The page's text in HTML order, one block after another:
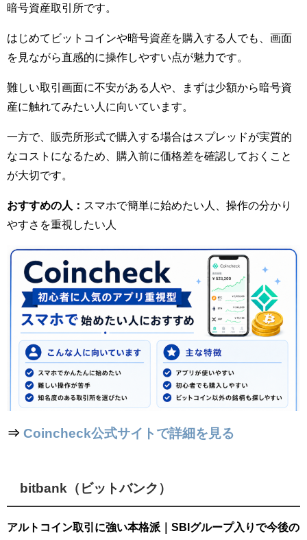
暗号資産取引所です。
はじめてビットコインや暗号資産を購入する人でも、画面
を見ながら直感的に操作しやすい点が魅力です。
難しい取引画面に不安がある人や、まずは少額から暗号資
産に触れてみたい人に向いています。
一方で、販売所形式で購入する場合はスプレッドが実質的
なコストになるため、購入前に価格差を確認しておくこと
が大切です。
おすすめの人： スマホで簡単に始めたい人、操作の分かり
やすさを重視したい人
⇒ Coincheck公式サイトで詳細を見る
bitbank（ビットバンク）
アルトコイン取引に強い本格派｜SBIグループ入りで今後の